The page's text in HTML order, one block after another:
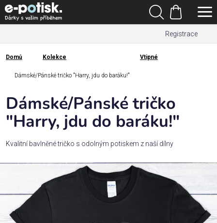
Přejít
na
obsah
Registrace
Hledat
Nákupní
košík
Kategorie
Dárek
pro
Rodina
Láska
Povolání,
zájmy a
sport
Domů
Domů Kolekce Vtipné
Dámské/Pánské tričko "Harry, jdu do baráku!"
Dámské/Pánské tričko
"Harry, jdu do baráku!"
Kvalitní bavlněné tričko s odolným potiskem z naší dílny